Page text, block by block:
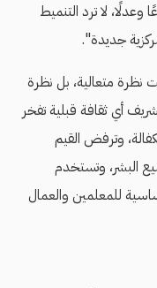
وعدلًا، لا ترد التنميط
جديدة".
نظرة متعالية، بل نظرة
أي ثقافة قبلية تفخر
وترفض القيم
البشر، وتستخدم
للمعلمين والعمال